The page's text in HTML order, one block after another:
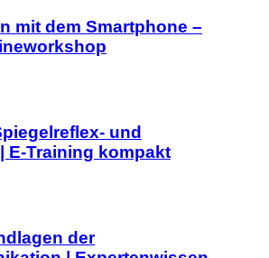
mit dem Smartphone –
und
E-Training kompakt
der